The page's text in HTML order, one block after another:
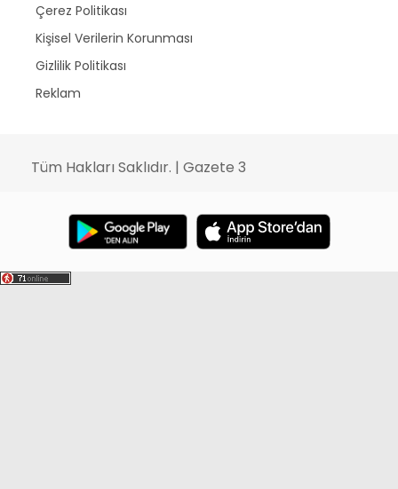
Çerez Politikası
Kişisel Verilerin Korunması
Gizlilik Politikası
Reklam
Tüm Hakları Saklıdır. | Gazete 3